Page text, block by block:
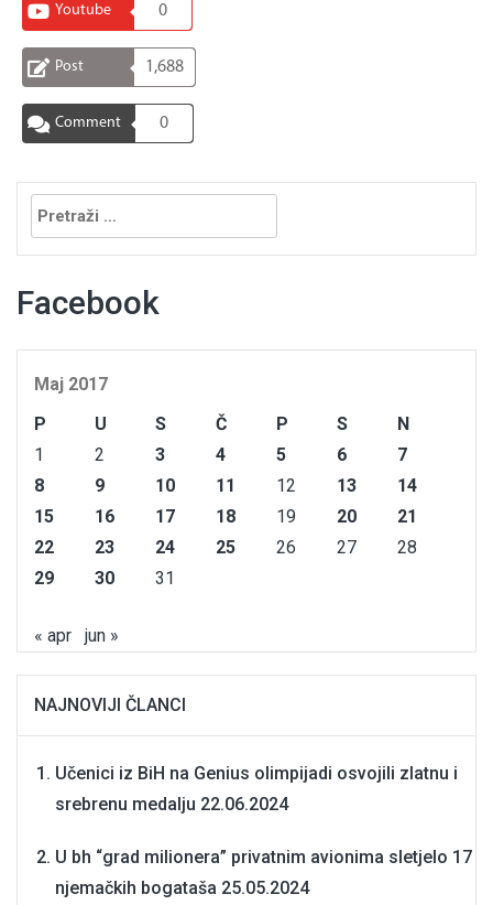
Youtube 0
Post 1,688
Comment 0
Pretraga:
Facebook
Maj 2017
P
U S Č P S
N
1
2 3 4 5 6
7
8
9 10 11 12 13
14
15
16 17 18 19 20
21
22
23 24 25 26 27
28
29
30 31
« apr jun »
NAJNOVIJI ČLANCI
Učenici iz BiH na Genius olimpijadi osvojili zlatnu i
srebrenu medalju 22.06.2024
U bh “grad milionera” privatnim avionima sletjelo 17
njemačkih bogataša 25.05.2024